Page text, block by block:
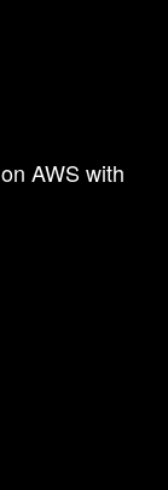
AWS with